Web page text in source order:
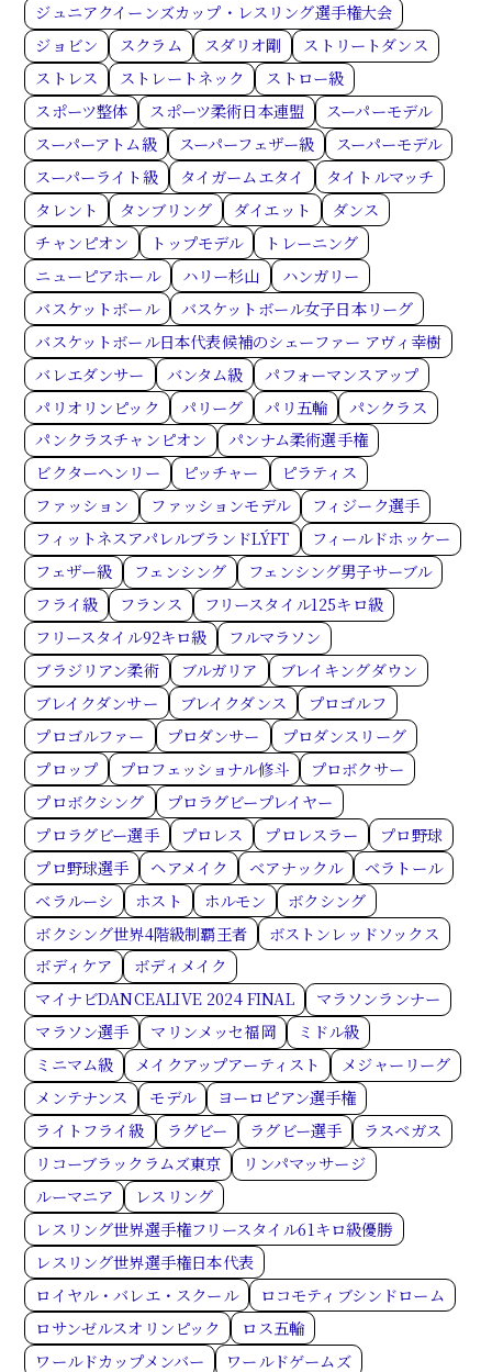
ジュニアクイーンズカップ・レスリング選手権大会
ジョビン
スクラム スダリオ剛
ストリートダンス
ストレス
ストレートネック
ストロー級
スポーツ整体
スポーツ柔術日本連盟
スーパーモデル
スーパーアトム級
スーパーフェザー級
スーパーモデル
スーパーライト級
タイガームエタイ
タイトルマッチ
タレント
タンブリング ダイエット
ダンス
チャンピオン
トップモデル
トレーニング
ニューピアホール
ハリー杉山
ハンガリー
バスケットボール
バスケットボール女子日本リーグ
バスケットボール日本代表候補のシェーファー アヴィ幸樹
バレエダンサー
バンタム級
パフォーマンスアップ
パリオリンピック
パリーグ パリ五輪
パンクラス
パンクラスチャンピオン
パンナム柔術選手権
ビクターヘンリー
ピッチャー
ピラティス
ファッション
ファッションモデル
フィジーク選手
フィットネスアパレルブランドLÝFT
フィールドホッケー
フェザー級
フェンシング
フェンシング男子サーブル
フライ級
フランス
フリースタイル125キロ級
フリースタイル92キロ級
フルマラソン
ブラジリアン柔術
ブルガリア
ブレイキングダウン
ブレイクダンサー
ブレイクダンス
プロゴルフ
プロゴルファー
プロダンサー
プロダンスリーグ
プロップ
プロフェッショナル修斗
プロボクサー
プロボクシング
プロラグビープレイヤー
プロラグビー選手
プロレス プロレスラー
プロ野球
プロ野球選手
ヘアメイク ベアナックル
ベラトール
ベラルーシ
ホスト ホルモン
ボクシング
ボクシング世界4階級制覇王者
ボストンレッドソックス
ボディケア
ボディメイク
マイナビDANCEALIVE 2024 FINAL
マラソンランナー
マラソン選手
マリンメッセ福岡
ミドル級
ミニマム級
メイクアップアーティスト
メジャーリーグ
メンテナンス
モデル
ヨーロピアン選手権
ライトフライ級
ラグビー ラグビー選手
ラスベガス
リコーブラックラムズ東京
リンパマッサージ
ルーマニア
レスリング
レスリング世界選手権フリースタイル61キロ級優勝
レスリング世界選手権日本代表
ロイヤル・バレエ・スクール
ロコモティブシンドローム
ロサンゼルスオリンピック
ロス五輪
ワールドカップメンバー
ワールドゲームズ